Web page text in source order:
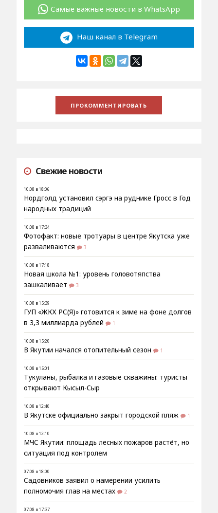
Самые важные новости в WhatsApp
Наш канал в Telegram
Свежие новости
10.08 в 18:06
Нордголд установил сэргэ на руднике Гросс в Год
народных традиций
10.08 в 17:34
Фотофакт: новые тротуары в центре Якутска уже
разваливаются
3
10.08 в 17:18
Новая школа №1: уровень головотяпства
зашкаливает
3
10.08 в 15:39
ГУП «ЖКХ РС(Я)» готовится к зиме на фоне долгов
в 3,3 миллиарда рублей
1
10.08 в 15:20
В Якутии начался отопительный сезон 1
10.08 в 15:01
Тукуланы, рыбалка и газовые скважины: туристы
открывают Кысыл-Сыр
10.08 в 12:40
В Якутске официально закрыт городской пляж 1
10.08 в 12:10
МЧС Якутии: площадь лесных пожаров растёт, но
ситуация под контролем
07.08 в 18:00
Садовников заявил о намерении усилить
полномочия глав на местах
2
07.08 в 17:37